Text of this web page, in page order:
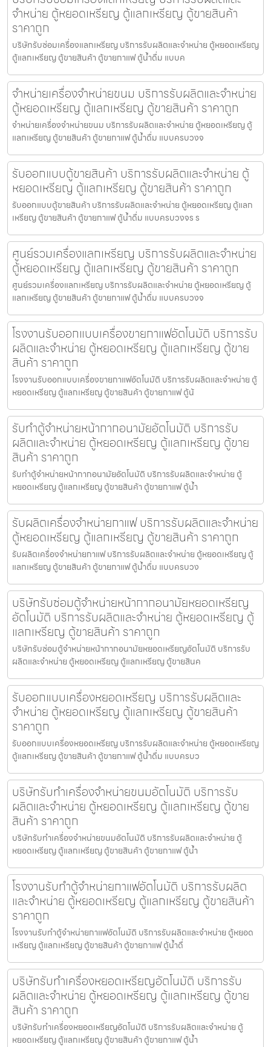
จำหน่าย ตู้หยอดเหรียญ ตู้แลกเหรียญ ตู้ขายสินค้า
ราคาถูก
บริษัทรับซ่อมเครื่องแลกเหรียญ บริการรับผลิตและจำหน่าย ตู้หยอดเหรียญ
ตู้แลกเหรียญ ตู้ขายสินค้า ตู้ขายกาแฟ ตู้น้ำดื่ม แบบค
จำหน่ายเครื่องจำหน่ายขนม บริการรับผลิตและจำหน่าย
ตู้หยอดเหรียญ ตู้แลกเหรียญ ตู้ขายสินค้า ราคาถูก
จำหน่ายเครื่องจำหน่ายขนม บริการรับผลิตและจำหน่าย ตู้หยอดเหรียญ ตู้
แลกเหรียญ ตู้ขายสินค้า ตู้ขายกาแฟ ตู้น้ำดื่ม แบบครบวงจ
รับออกแบบตู้ขายสินค้า บริการรับผลิตและจำหน่าย ตู้
หยอดเหรียญ ตู้แลกเหรียญ ตู้ขายสินค้า ราคาถูก
รับออกแบบตู้ขายสินค้า บริการรับผลิตและจำหน่าย ตู้หยอดเหรียญ ตู้แลก
เหรียญ ตู้ขายสินค้า ตู้ขายกาแฟ ตู้น้ำดื่ม แบบครบวงจร ร
ศูนย์รวมเครื่องแลกเหรียญ บริการรับผลิตและจำหน่าย
ตู้หยอดเหรียญ ตู้แลกเหรียญ ตู้ขายสินค้า ราคาถูก
ศูนย์รวมเครื่องแลกเหรียญ บริการรับผลิตและจำหน่าย ตู้หยอดเหรียญ ตู้
แลกเหรียญ ตู้ขายสินค้า ตู้ขายกาแฟ ตู้น้ำดื่ม แบบครบวงจ
โรงงานรับออกแบบเครื่องขายกาแฟ​อัตโนมัติ บริการรับ
ผลิตและจำหน่าย ตู้หยอดเหรียญ ตู้แลกเหรียญ ตู้ขาย
สินค้า ราคาถูก
โรงงานรับออกแบบเครื่องขายกาแฟ​อัตโนมัติ บริการรับผลิตและจำหน่าย ตู้
หยอดเหรียญ ตู้แลกเหรียญ ตู้ขายสินค้า ตู้ขายกาแฟ ตู้น้
รับทำตู้จำหน่ายหน้ากากอนามัย​อัตโนมัติ บริการรับ
ผลิตและจำหน่าย ตู้หยอดเหรียญ ตู้แลกเหรียญ ตู้ขาย
สินค้า ราคาถูก
รับทำตู้จำหน่ายหน้ากากอนามัย​อัตโนมัติ บริการรับผลิตและจำหน่าย ตู้
หยอดเหรียญ ตู้แลกเหรียญ ตู้ขายสินค้า ตู้ขายกาแฟ ตู้น้ำ
รับผลิตเครื่องจำหน่ายกาแฟ บริการรับผลิตและจำหน่าย
ตู้หยอดเหรียญ ตู้แลกเหรียญ ตู้ขายสินค้า ราคาถูก
รับผลิตเครื่องจำหน่ายกาแฟ บริการรับผลิตและจำหน่าย ตู้หยอดเหรียญ ตู้
แลกเหรียญ ตู้ขายสินค้า ตู้ขายกาแฟ ตู้น้ำดื่ม แบบครบวง
บริษัทรับซ่อมตู้จำหน่ายหน้ากากอนามัยหยอดเหรียญ​​​
อัตโนมัติ บริการรับผลิตและจำหน่าย ตู้หยอดเหรียญ ตู้
แลกเหรียญ ตู้ขายสินค้า ราคาถูก
บริษัทรับซ่อมตู้จำหน่ายหน้ากากอนามัยหยอดเหรียญ​​​อัตโนมัติ บริการรับ
ผลิตและจำหน่าย ตู้หยอดเหรียญ ตู้แลกเหรียญ ตู้ขายสินค
รับออกแบบเครื่องหยอดเหรียญ บริการรับผลิตและ
จำหน่าย ตู้หยอดเหรียญ ตู้แลกเหรียญ ตู้ขายสินค้า
ราคาถูก
รับออกแบบเครื่องหยอดเหรียญ บริการรับผลิตและจำหน่าย ตู้หยอดเหรียญ
ตู้แลกเหรียญ ตู้ขายสินค้า ตู้ขายกาแฟ ตู้น้ำดื่ม แบบครบว
บริษัทรับทำเครื่องจำหน่ายขนม​อัตโนมัติ บริการรับ
ผลิตและจำหน่าย ตู้หยอดเหรียญ ตู้แลกเหรียญ ตู้ขาย
สินค้า ราคาถูก
บริษัทรับทำเครื่องจำหน่ายขนม​อัตโนมัติ บริการรับผลิตและจำหน่าย ตู้
หยอดเหรียญ ตู้แลกเหรียญ ตู้ขายสินค้า ตู้ขายกาแฟ ตู้น้ำ
โรงงานรับทำตู้จำหน่ายกาแฟ​อัตโนมัติ บริการรับผลิต
และจำหน่าย ตู้หยอดเหรียญ ตู้แลกเหรียญ ตู้ขายสินค้า
ราคาถูก
โรงงานรับทำตู้จำหน่ายกาแฟ​อัตโนมัติ บริการรับผลิตและจำหน่าย ตู้หยอด
เหรียญ ตู้แลกเหรียญ ตู้ขายสินค้า ตู้ขายกาแฟ ตู้น้ำดื่
บริษัทรับทำเครื่องหยอดเหรียญ​อัตโนมัติ บริการรับ
ผลิตและจำหน่าย ตู้หยอดเหรียญ ตู้แลกเหรียญ ตู้ขาย
สินค้า ราคาถูก
บริษัทรับทำเครื่องหยอดเหรียญ​อัตโนมัติ บริการรับผลิตและจำหน่าย ตู้
หยอดเหรียญ ตู้แลกเหรียญ ตู้ขายสินค้า ตู้ขายกาแฟ ตู้น้ำ